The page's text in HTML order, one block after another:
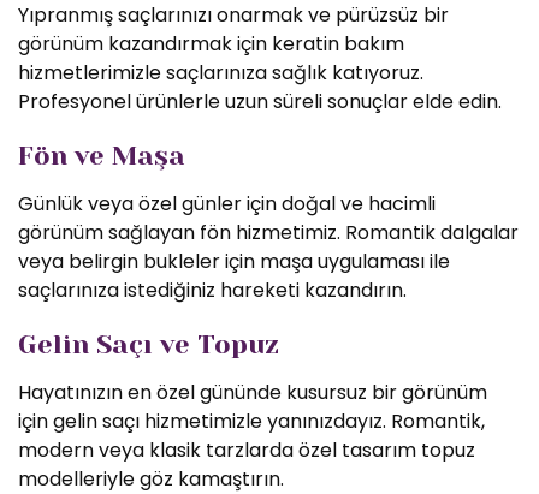
Yıpranmış saçlarınızı onarmak ve pürüzsüz bir
görünüm kazandırmak için keratin bakım
hizmetlerimizle saçlarınıza sağlık katıyoruz.
Profesyonel ürünlerle uzun süreli sonuçlar elde edin.
Fön ve Maşa
Günlük veya özel günler için doğal ve hacimli
görünüm sağlayan fön hizmetimiz. Romantik dalgalar
veya belirgin bukleler için maşa uygulaması ile
saçlarınıza istediğiniz hareketi kazandırın.
Gelin Saçı ve Topuz
Hayatınızın en özel gününde kusursuz bir görünüm
için gelin saçı hizmetimizle yanınızdayız. Romantik,
modern veya klasik tarzlarda özel tasarım topuz
modelleriyle göz kamaştırın.